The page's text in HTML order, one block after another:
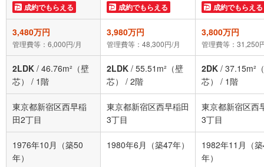
成約でもらえる 成約でもらえる 成約でもらえる
3,480万円
管理費等：6,000円/月
3,980万円
管理費等：48,300円/月
3,800万円
管理費等：31,250
2LDK / 46.76m²（壁
芯）
/ 1階
2LDK / 55.51m²（壁
芯）
/ 2階
2DK / 37.15m²
芯）
/ 1階
東京都新宿区西早稲
田2丁目
東京都新宿区西早稲田
3丁目
東京都新宿区西
3丁目
1976年10月（築50
年）
1980年6月（築47年）
1982年11月（
年）